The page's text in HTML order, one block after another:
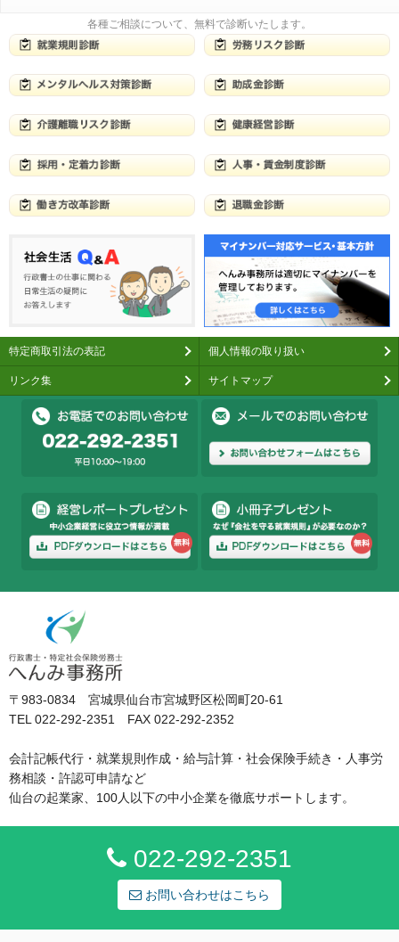
各種ご相談について、無料で診断いたします。
特定商取引法の表記 個人情報の取り扱い
リンク集 サイトマップ
〒983-0834 宮城県仙台市宮城野区松岡町20-61
TEL 022-292-2351 FAX 022-292-2352
会計記帳代行・就業規則作成・給与計算・社会保険手続き・人事労
務相談・許認可申請など
仙台の起業家、100人以下の中小企業を徹底サポートします。
022-292-2351
お問い合わせはこちら